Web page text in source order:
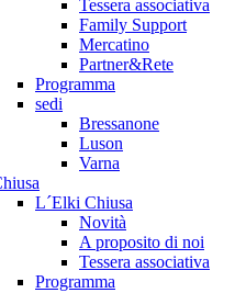
Tessera associativa
Family Support
Mercatino
Partner&Rete
Programma
sedi
Bressanone
Luson
Varna
L´Elki Chiusa
Novità
A proposito di noi
Tessera associativa
Programma